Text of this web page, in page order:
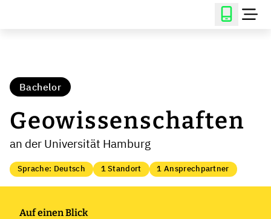
Bachelor
Geowissenschaften
an der Universität Hamburg
Sprache: Deutsch 1 Standort 1 Ansprechpartner
Auf einen Blick